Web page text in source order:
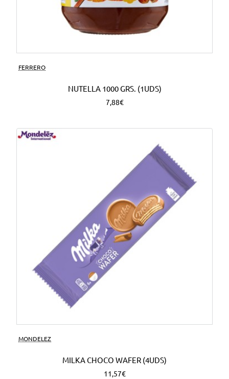
FERRERO
NUTELLA 1000 GRS. (1UDS)
7,88€
MONDELEZ
MILKA CHOCO WAFER (4UDS)
11,57€